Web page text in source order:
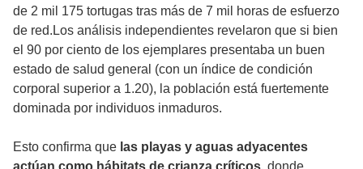
de 2 mil 175 tortugas tras más de 7 mil horas de esfuerzo
de red.Los análisis independientes revelaron que si bien
el 90 por ciento de los ejemplares presentaba un buen
estado de salud general (con un índice de condición
corporal superior a 1.20), la población está fuertemente
dominada por individuos inmaduros.
Esto confirma que las playas y aguas adyacentes